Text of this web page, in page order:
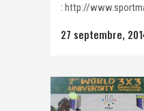
: http://
27 septembre,